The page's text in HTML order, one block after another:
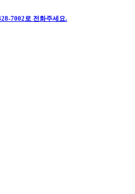
7002 로 전화주세요.